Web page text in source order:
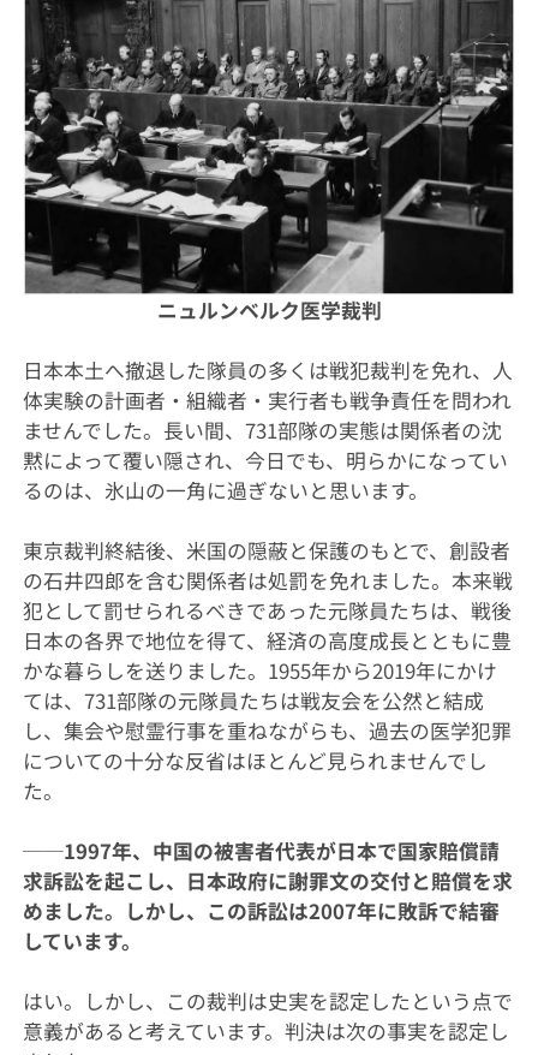
ニュルンベルク医学裁判
日本本土へ撤退した隊員の多くは戦犯裁判を免れ、人
体実験の計画者・組織者・実行者も戦争責任を問われ
ませんでした。長い間、731部隊の実態は関係者の沈
黙によって覆い隠され、今日でも、明らかになってい
るのは、氷山の一角に過ぎないと思います。
東京裁判終結後、米国の隠蔽と保護のもとで、創設者
の石井四郎を含む関係者は処罰を免れました。本来戦
犯として罰せられるべきであった元隊員たちは、戦後
日本の各界で地位を得て、経済の高度成長とともに豊
かな暮らしを送りました。1955年から2019年にかけ
ては、731部隊の元隊員たちは戦友会を公然と結成
し、集会や慰霊行事を重ねながらも、過去の医学犯罪
についての十分な反省はほとんど見られませんでし
た。
──1997年、中国の被害者代表が日本で国家賠償請
求訴訟を起こし、日本政府に謝罪文の交付と賠償を求
めました。しかし、この訴訟は2007年に敗訴で結審
しています。
はい。しかし、この裁判は史実を認定したという点で
意義があると考えています。判決は次の事実を認定し